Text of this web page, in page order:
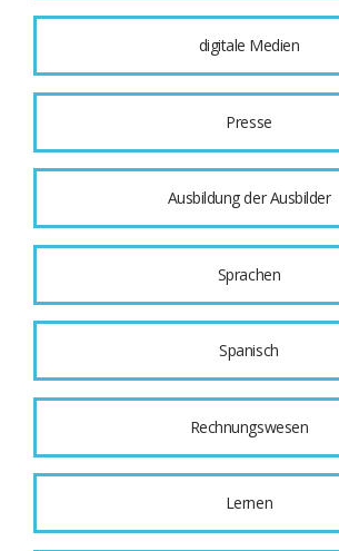
digitale Medien
Presse
Ausbildung der Ausbilder
Sprachen
Spanisch
Rechnungswesen
Lernen